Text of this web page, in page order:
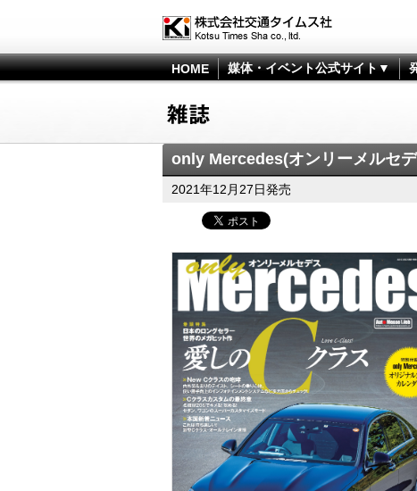
HOME 媒体・イベント公式サイト▼
only Mercedes(オンリーメルセデ
2021年12月27日発売